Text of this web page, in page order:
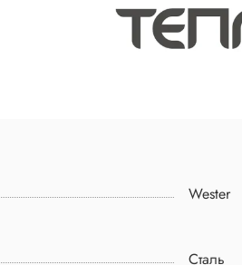
Wester
Сталь